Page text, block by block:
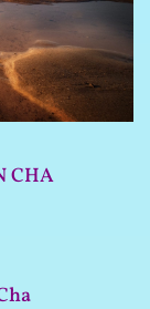
CHA